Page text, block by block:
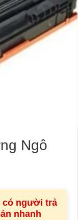
Ngô
có người trả
nhanh